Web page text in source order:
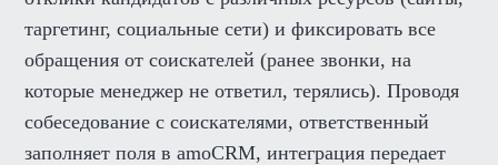
таргетинг, социальные сети) и фиксировать все
обращения от соискателей (ранее звонки, на
которые менеджер не ответил, терялись). Проводя
собеседование с соискателями, ответственный
заполняет поля в amoCRM, интеграция передает